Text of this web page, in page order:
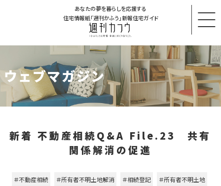
あなたの夢を暮らしを応援する
住宅情報紙「週刊かふう」新報住宅ガイド
ウェブマガジン
新着 不動産相続Q&A File.23 共有
関係解消の促進
＃不動産相続 ＃所有者不明土地解消 ＃相続登記
＃所有者不明土地